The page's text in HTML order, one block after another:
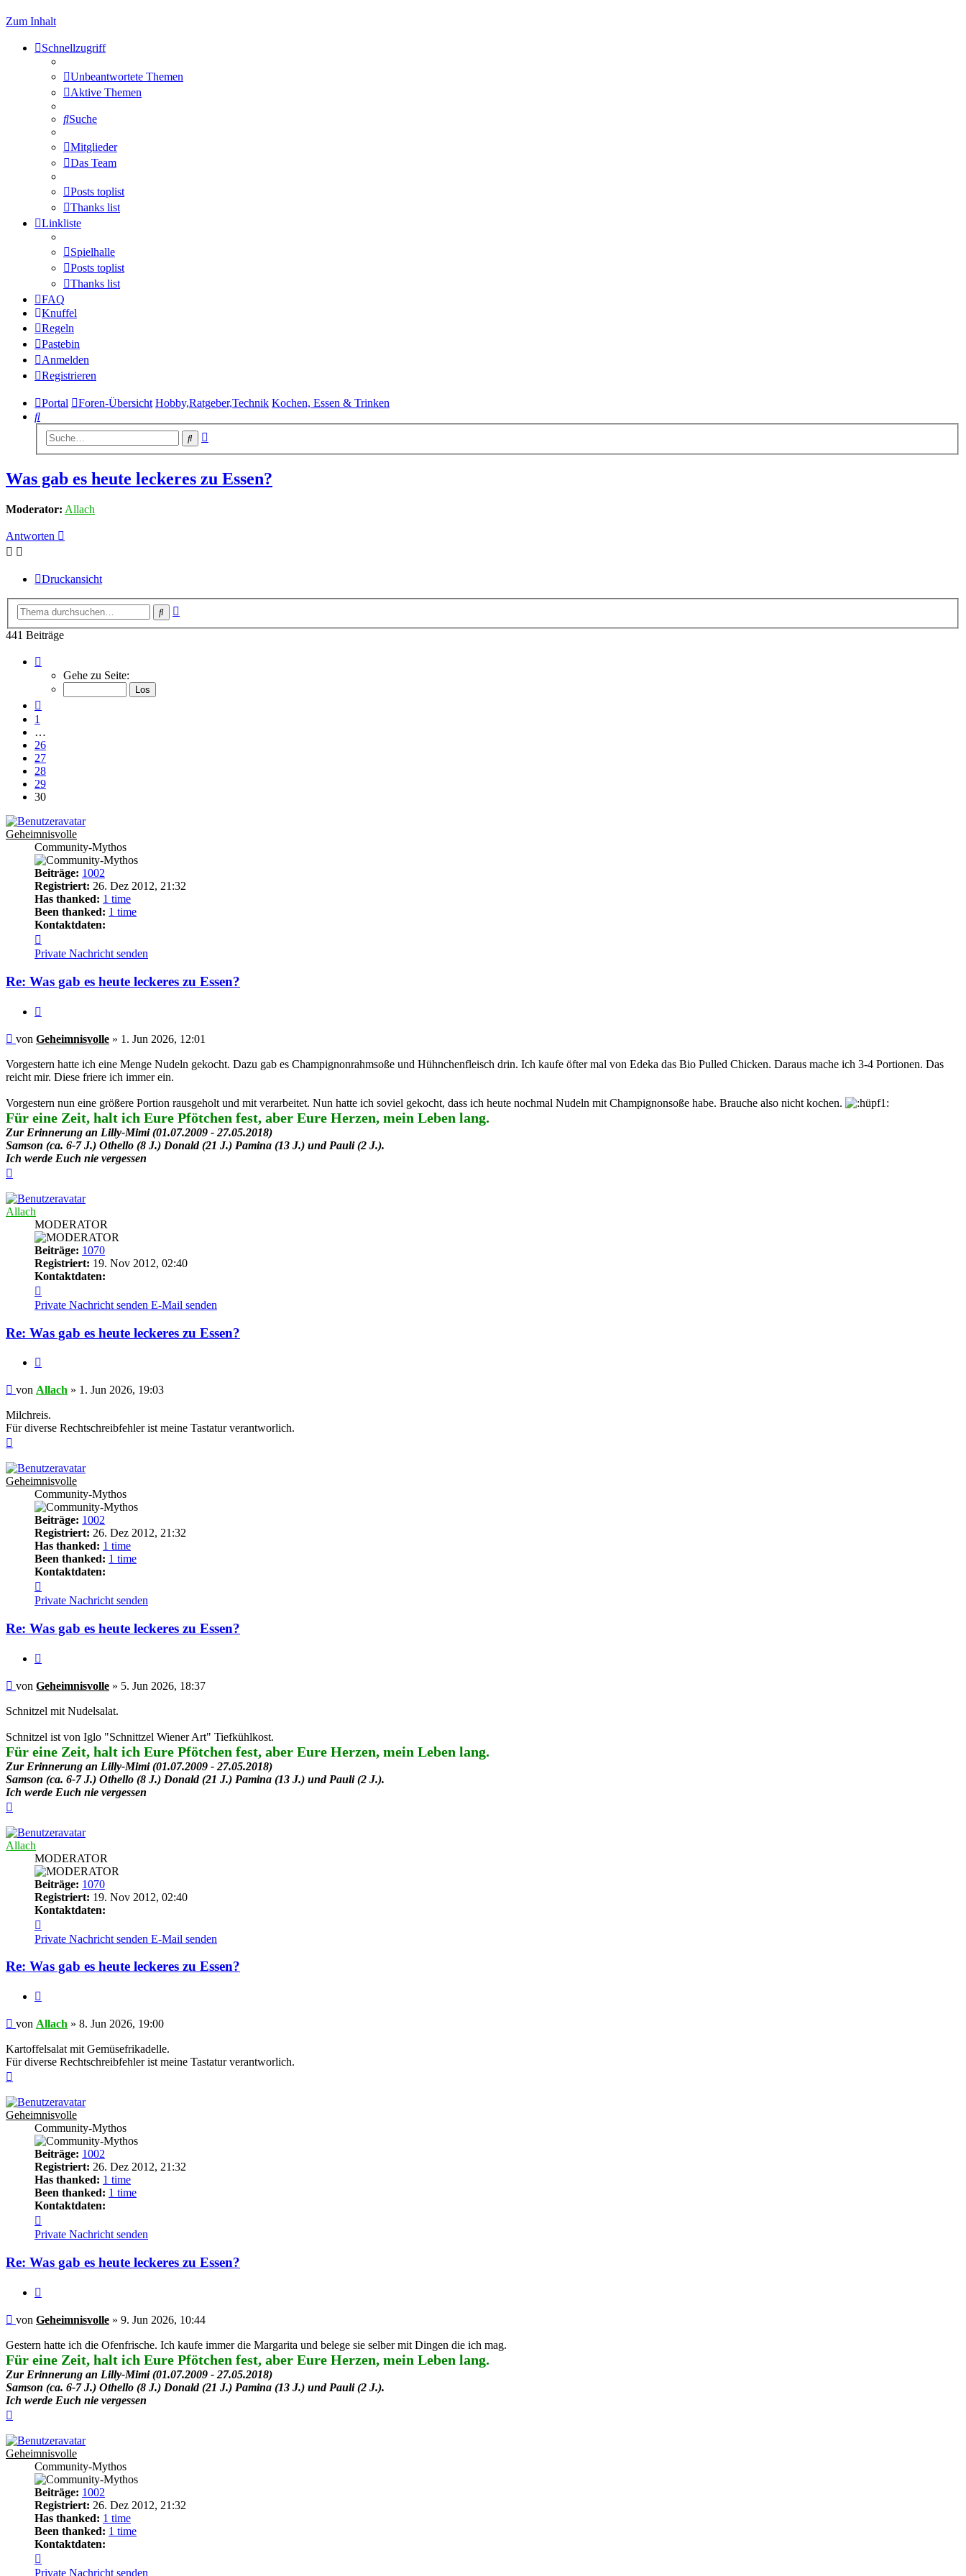
Zum Inhalt
Schnellzugriff
Unbeantwortete Themen
Aktive Themen
Suche
Mitglieder
Das Team
Posts toplist
Thanks list
Linkliste
Spielhalle
Posts toplist
Thanks list
FAQ
Knuffel
Regeln
Pastebin
Anmelden
Registrieren
Portal Foren-Übersicht Hobby,Ratgeber,Technik Kochen, Essen & Trinken
Suche
Suche
Was gab es heute leckeres zu Essen?
Moderator: Allach
Antworten
Druckansicht
Suche
441 Beiträge
30
von
Gehe zu Seite:
1
…
26
27
28
29
30
Geheimnisvolle
Community-Mythos
Beiträge: 1002
Registriert: 26. Dez 2012, 21:32
Has thanked: 1 time
Been thanked: 1 time
Kontaktdaten:
von
Geheimnisvolle
Private Nachricht senden
Re: Was gab es heute leckeres zu Essen?
Beitrag
von Geheimnisvolle » 1. Jun 2026, 12:01
Vorgestern hatte ich eine Menge Nudeln gekocht. Dazu gab es Champignonrahmsoße und Hühnchenfleisch drin. Ich kaufe öfter mal von Edeka das Bio Pulled Chicken. Daraus mache ich 3-4 Portionen. Das
reicht mir. Diese friere ich immer ein.
Vorgestern nun eine größere Portion rausgeholt und mit verarbeitet. Nun hatte ich soviel gekocht, dass ich heute nochmal Nudeln mit Champignonsoße habe. Brauche also nicht kochen.
Für eine Zeit, halt ich Eure Pfötchen fest, aber Eure Herzen, mein Leben lang.
Zur Erinnerung an Lilly-Mimi (01.07.2009 - 27.05.2018)
Samson (ca. 6-7 J.) Othello (8 J.) Donald (21 J.) Pamina (13 J.) und Pauli (2 J.).
Ich werde Euch nie vergessen
Allach
MODERATOR
Beiträge: 1070
Registriert: 19. Nov 2012, 02:40
Kontaktdaten:
von
Allach
Private Nachricht senden E-Mail senden
Re: Was gab es heute leckeres zu Essen?
Beitrag
von Allach » 1. Jun 2026, 19:03
Milchreis.
Für diverse Rechtschreibfehler ist meine Tastatur verantworlich.
Geheimnisvolle
Community-Mythos
Beiträge: 1002
Registriert: 26. Dez 2012, 21:32
Has thanked: 1 time
Been thanked: 1 time
Kontaktdaten:
von
Geheimnisvolle
Private Nachricht senden
Re: Was gab es heute leckeres zu Essen?
Beitrag
von Geheimnisvolle » 5. Jun 2026, 18:37
Schnitzel mit Nudelsalat.
Schnitzel ist von Iglo "Schnittzel Wiener Art" Tiefkühlkost.
Für eine Zeit, halt ich Eure Pfötchen fest, aber Eure Herzen, mein Leben lang.
Zur Erinnerung an Lilly-Mimi (01.07.2009 - 27.05.2018)
Samson (ca. 6-7 J.) Othello (8 J.) Donald (21 J.) Pamina (13 J.) und Pauli (2 J.).
Ich werde Euch nie vergessen
Allach
MODERATOR
Beiträge: 1070
Registriert: 19. Nov 2012, 02:40
Kontaktdaten:
von
Allach
Private Nachricht senden E-Mail senden
Re: Was gab es heute leckeres zu Essen?
Beitrag
von Allach » 8. Jun 2026, 19:00
Kartoffelsalat mit Gemüsefrikadelle.
Für diverse Rechtschreibfehler ist meine Tastatur verantworlich.
Geheimnisvolle
Community-Mythos
Beiträge: 1002
Registriert: 26. Dez 2012, 21:32
Has thanked: 1 time
Been thanked: 1 time
Kontaktdaten:
von
Geheimnisvolle
Private Nachricht senden
Re: Was gab es heute leckeres zu Essen?
Beitrag
von Geheimnisvolle » 9. Jun 2026, 10:44
Gestern hatte ich die Ofenfrische. Ich kaufe immer die Margarita und belege sie selber mit Dingen die ich mag.
Für eine Zeit, halt ich Eure Pfötchen fest, aber Eure Herzen, mein Leben lang.
Zur Erinnerung an Lilly-Mimi (01.07.2009 - 27.05.2018)
Samson (ca. 6-7 J.) Othello (8 J.) Donald (21 J.) Pamina (13 J.) und Pauli (2 J.).
Ich werde Euch nie vergessen
Geheimnisvolle
Community-Mythos
Beiträge: 1002
Registriert: 26. Dez 2012, 21:32
Has thanked: 1 time
Been thanked: 1 time
Kontaktdaten:
von
Private Nachricht senden